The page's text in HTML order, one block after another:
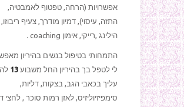
אפשרויות (הרחה, טפטוף לאמבטיה,
התזה, עיסוי), דמיון מודרך, צעיף ריבוזו,
הילינג ,רייקי, אימון coaching .
התמחותי בטיפול בנשים בהיריון
לי לטפל בך בהיריון החל משבוע13
עליך בכאבי הגב, בצקות, דליות,
סימפיזיוליזיס, לאזן רמות סוכר , לחצי